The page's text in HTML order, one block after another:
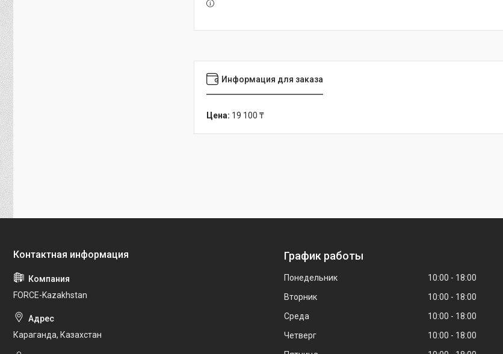
Информация для заказа
Цена: 19 100 ₸
FORCE-Kazakhstan
Караганда, Казахстан
График работы
Понедельник 10:00
18:00
Вторник
10:00
18:00
Среда
10:00
18:00
Четверг
10:00
18:00